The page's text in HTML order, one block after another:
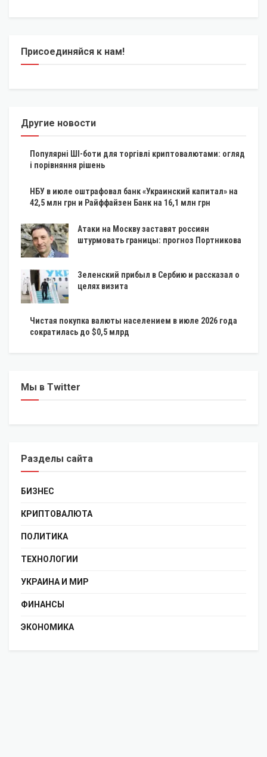
Присоединяйся к нам!
Другие новости
Популярні ШІ-боти для торгівлі криптовалютами: огляд
і порівняння рішень
НБУ в июле оштрафовал банк «Украинский капитал» на
42,5 млн грн и Райффайзен Банк на 16,1 млн грн
Атаки на Москву заставят россиян
штурмовать границы: прогноз Портникова
Зеленский прибыл в Сербию и рассказал о
целях визита
Чистая покупка валюты населением в июле 2026 года
сократилась до $0,5 млрд
Мы в Twitter
Разделы сайта
БИЗНЕС
КРИПТОВАЛЮТА
ПОЛИТИКА
ТЕХНОЛОГИИ
УКРАИНА И МИР
ФИНАНСЫ
ЭКОНОМИКА